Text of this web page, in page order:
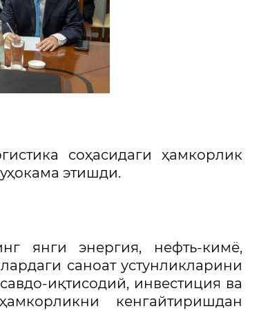
соҳасидаги ҳамкорлик
этишди.
янги энергия, нефть-кимё,
саноат устунликларини
иқтисодий, инвестиция ва
кенгайтиришдан